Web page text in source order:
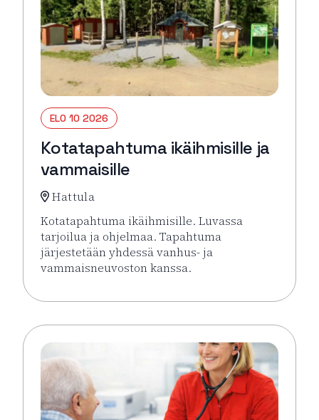
ELO 10 2026
Kotatapahtuma ikäihmisille ja
vammaisille
Hattula
Kotatapahtuma ikäihmisille. Luvassa
tarjoilua ja ohjelmaa. Tapahtuma
järjestetään yhdessä vanhus- ja
vammaisneuvoston kanssa.
Lue lisää tapahtumasta Kotatapahtuma